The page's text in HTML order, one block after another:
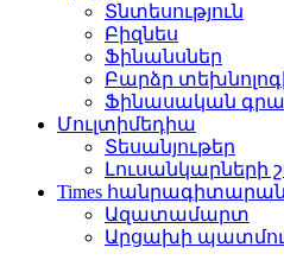
Տնտեսություն
Բիզնես
Ֆինանսներ
Բարձր
Ֆինասական
Մուլտիմեդիա
Տեսանյութեր
Լուսանկարների
Times հանրագիտարան
Ազատամարտ
Արցախի